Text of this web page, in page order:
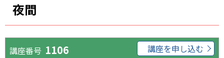
夜間
講座番号 1106
講座を申し込む